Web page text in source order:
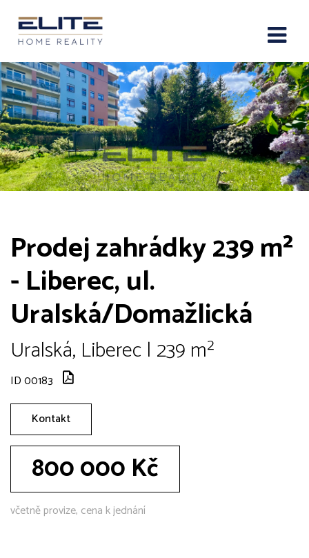
Prodej zahrádky 239 m²
- Liberec, ul.
Uralská/Domažlická
Uralská, Liberec | 239 m²
ID 00183
Kontakt
800 000 Kč
včetně provize, cena k jednání